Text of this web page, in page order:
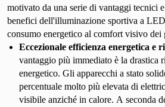
motivato da una serie di vantaggi tecnici
benefici dell'illuminazione sportiva a
consumo energetico al comfort visivo dei
Eccezionale efficienza energetica e
vantaggio più immediato è la drastica
energetico. Gli apparecchi a stato
percentuale molto più elevata di
visibile anziché in calore. A seconda